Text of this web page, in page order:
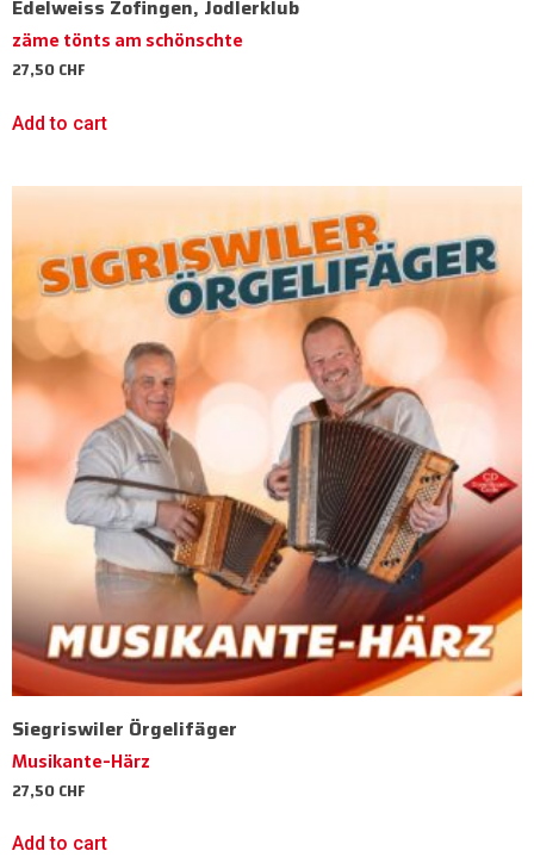
Edelweiss Zofingen, Jodlerklub
zäme tönts am schönschte
27,50CHF
Add to cart
Siegriswiler Örgelifäger
Musikante-Härz
27,50CHF
Add to cart